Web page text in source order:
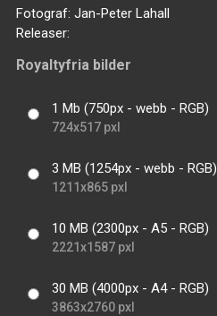
Fotograf:Jan-Peter Lahall
Releaser:
Royaltyfria bilder
1 Mb (750px - webb - RGB)
724x517 pxl
3 MB (1254px - webb - RGB)
1211x865 pxl
10 MB (2300px - A5 - RGB)
2221x1587 pxl
30 MB (4000px - A4 - RGB)
3863x2760 pxl